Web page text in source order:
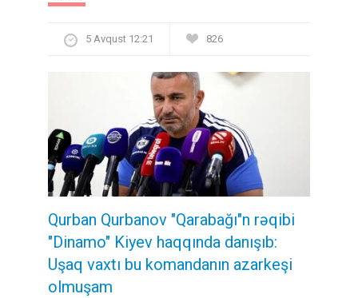
5 Avqust 12:21 826
Qurban Qurbanov "Qarabağı"n rəqibi
"Dinamo" Kiyev haqqında danışıb:
Uşaq vaxtı bu komandanın azarkeşi
olmuşam